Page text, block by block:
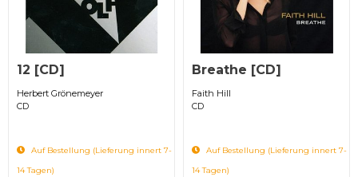
12 [CD]
Herbert Grönemeyer
CD
Auf Bestellung (Lieferung innert 7-
14 Tagen)
Breathe [CD]
Faith Hill
CD
Auf Bestellung (Lieferung innert 7-
14 Tagen)